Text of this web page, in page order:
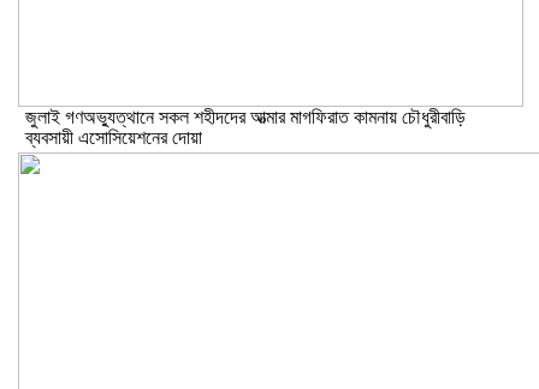
জুলাই গণঅভ্যুত্থানে সকল শহীদদের আত্মার মাগফিরাত কামনায় চৌধুরীবাড়ি
ব্যবসায়ী এসোসিয়েশনের দোয়া